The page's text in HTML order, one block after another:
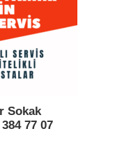
Sokak
77 07